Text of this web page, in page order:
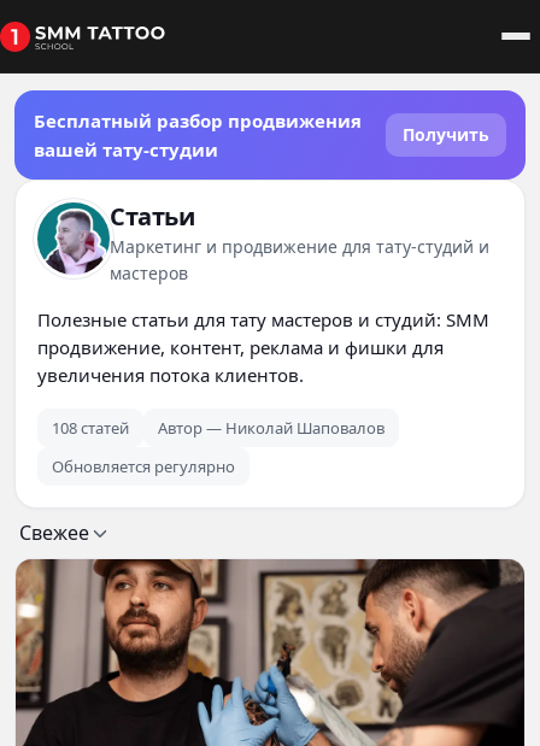
Бесплатный разбор продвижения
вашей тату-студии
Получить
Статьи
Маркетинг и продвижение для тату-студий и
мастеров
Полезные статьи для тату мастеров и студий: SMM
продвижение, контент, реклама и фишки для
увеличения потока клиентов.
108 статей
Автор — Николай Шаповалов
Обновляется регулярно
Свежее